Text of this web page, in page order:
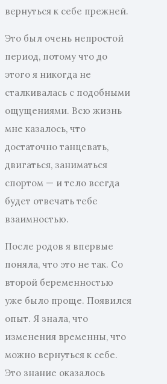
вернуться к себе прежней.
Это был очень непростой
период, потому что до
этого я никогда не
сталкивалась с подобными
ощущениями. Всю жизнь
мне казалось, что
достаточно танцевать,
двигаться, заниматься
спортом — и тело всегда
будет отвечать тебе
взаимностью.
После родов я впервые
поняла, что это не так. Со
второй беременностью
уже было проще. Появился
опыт. Я знала, что
изменения временны, что
можно вернуться к себе.
Это знание оказалось